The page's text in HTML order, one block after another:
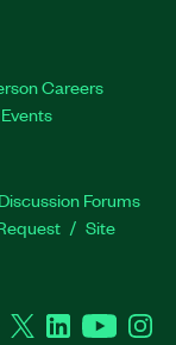
Careers
Events
Discussion Forums
Site
Twitter LinkedInYouTube